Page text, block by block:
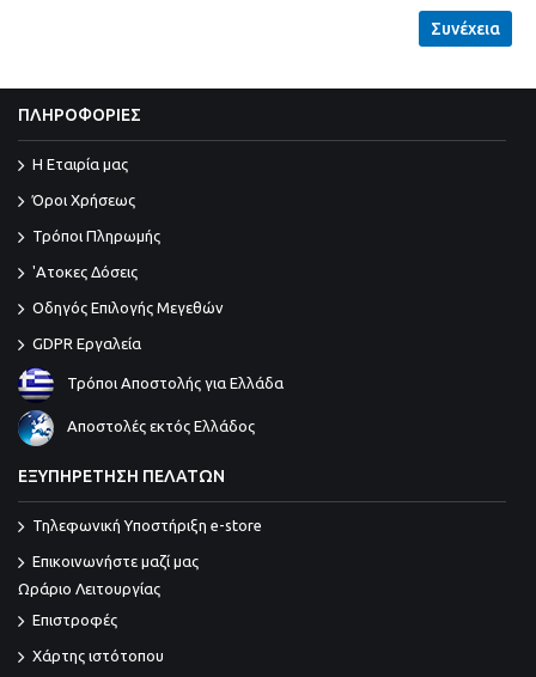
Συνέχεια
ΠΛΗΡΟΦΟΡΙΕΣ
Η Εταιρία μας
Όροι Χρήσεως
Τρόποι Πληρωμής
'Ατοκες Δόσεις
Οδηγός Επιλογής Μεγεθών
GDPR Εργαλεία
Τρόποι Αποστολής για Ελλάδα
Αποστολές εκτός Ελλάδος
ΕΞΥΠΗΡΕΤΗΣΗ ΠΕΛΑΤΩΝ
Τηλεφωνική Υποστήριξη e-store
Επικοινωνήστε μαζί μας
Ωράριο Λειτουργίας
Επιστροφές
Χάρτης ιστότοπου